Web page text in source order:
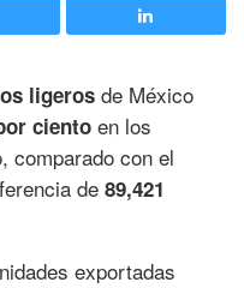
ligeros de México
ciento en los
comparado con el
de 89,421
exportadas